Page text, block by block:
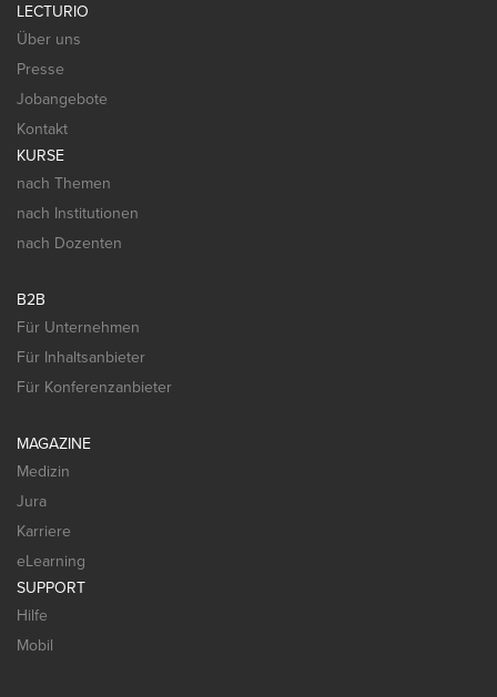
LECTURIO
Über uns
Presse
Jobangebote
Kontakt
KURSE
nach Themen
nach Institutionen
nach Dozenten
B2B
Für Unternehmen
Für Inhaltsanbieter
Für Konferenzanbieter
MAGAZINE
Medizin
Jura
Karriere
eLearning
SUPPORT
Hilfe
Mobil